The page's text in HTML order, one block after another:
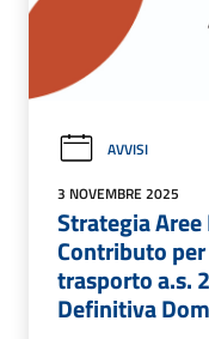
AVVISI
3 NOVEMBRE 2025
Strategia
Contributo
trasporto a.s.
Definitiva